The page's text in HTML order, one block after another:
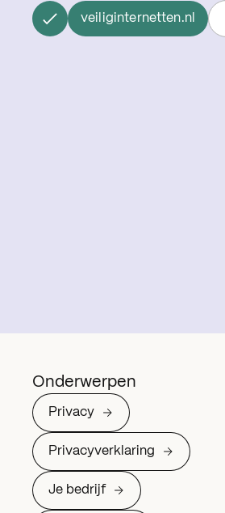
veiliginternetten.nl
Onderwerpen
Privacy
Privacyverklaring
Je bedrijf